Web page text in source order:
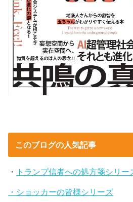
このブログの人気記事
・ トランプ信者への処方箋シリ
・ショッカーの皆様シリーズ